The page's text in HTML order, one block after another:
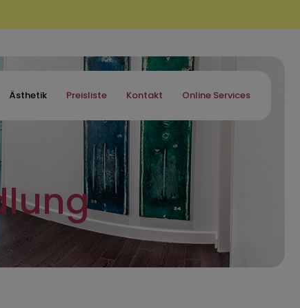
Ästhetik Preisliste Kontakt Online Services